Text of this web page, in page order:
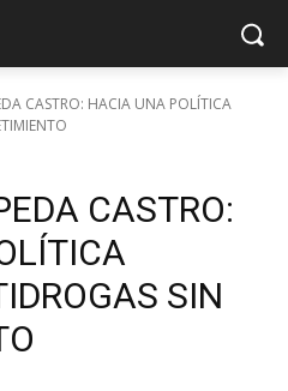
CASTRO: HACIA UNA POLÍTICA
CASTRO:
SIN